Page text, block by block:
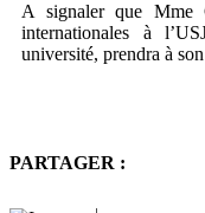
A signaler que Mme
internationales à
université, prendra à
PARTAGER :